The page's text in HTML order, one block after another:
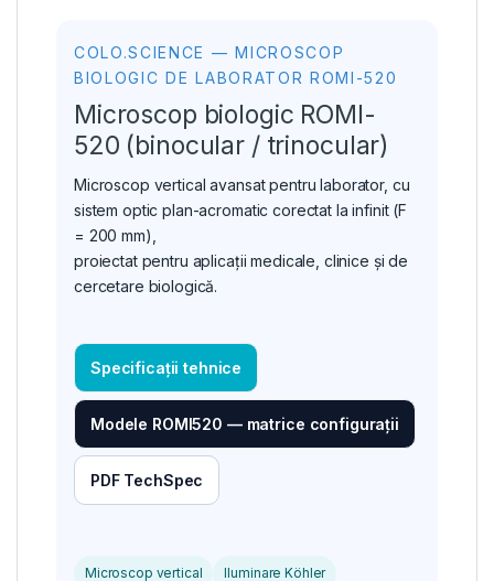
COLO.SCIENCE — MICROSCOP
BIOLOGIC DE LABORATOR ROMI-520
Microscop biologic ROMI-
520 (binocular / trinocular)
Microscop vertical avansat pentru laborator, cu
sistem optic plan-acromatic corectat la infinit (F
= 200 mm),
proiectat pentru aplicații medicale, clinice și de
cercetare biologică.
Specificații tehnice
Modele ROMI520 — matrice configurații
PDF TechSpec
Microscop vertical Iluminare Köhler